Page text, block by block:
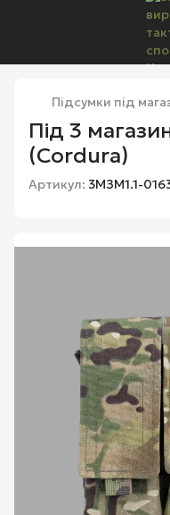
Підсумки під
Під 3
(Cordura)
Артикул: 3МЗМ1.1-